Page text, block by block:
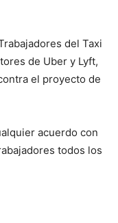
del Taxi
de Uber y Lyft,
el proyecto de
acuerdo con
todos los